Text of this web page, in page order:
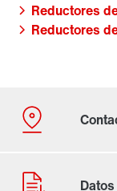
Reductores
Reductores